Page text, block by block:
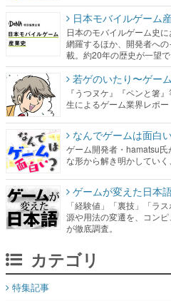
日本モバイルゲーム
日本のモバイルゲーム史
網羅するほか、開発者へ
載。約20年の歴史が一望で
若ゲのいたり〜ゲー
『うつヌケ』『ペンと箸
生によるゲーム業界レポー
なんでゲームは面白
ゲーム開発者・hamatsu
な形から解き明かしていく
ゲームが変えた日本
「経験値」「裏技」「ラ
源や用法の変遷を、コン
が徹底調査。
カテゴリ
特集記事